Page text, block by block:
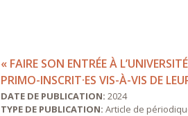
« FAIRE SON ENTRÉE À
PRIMO-INSCRIT·ES VIS-À-VIS DE
DATE DE PUBLICATION: 2024
TYPE DE PUBLICATION: Article de